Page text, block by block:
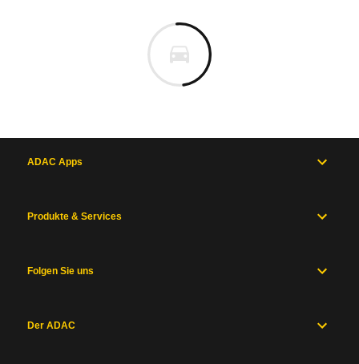
ADAC Apps
Produkte & Services
Folgen Sie uns
Der ADAC